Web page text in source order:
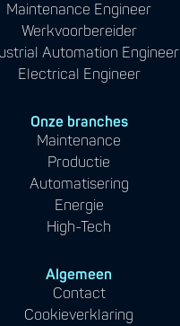
Maintenance Engineer
Werkvoorbereider
Automation Engineer
Electrical Engineer
Onze branches
Maintenance
Productie
Automatisering
Energie
High-Tech
Algemeen
Contact
Cookieverklaring